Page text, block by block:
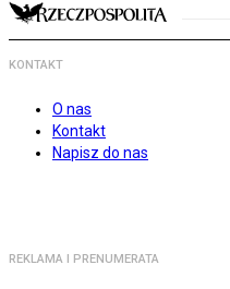
KONTAKT
O nas
Kontakt
Napisz do nas
REKLAMA I PRENUMERATA